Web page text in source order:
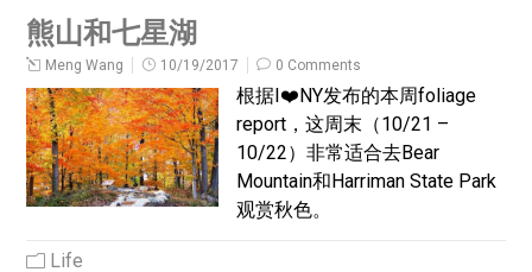
熊山和七星湖
Meng Wang 10/19/2017 0 Comments
根据I❤️NY发布的本周foliage
report，这周末（10/21 –
10/22）非常适合去Bear
Mountain和Harriman State Park
观赏秋色。
Life